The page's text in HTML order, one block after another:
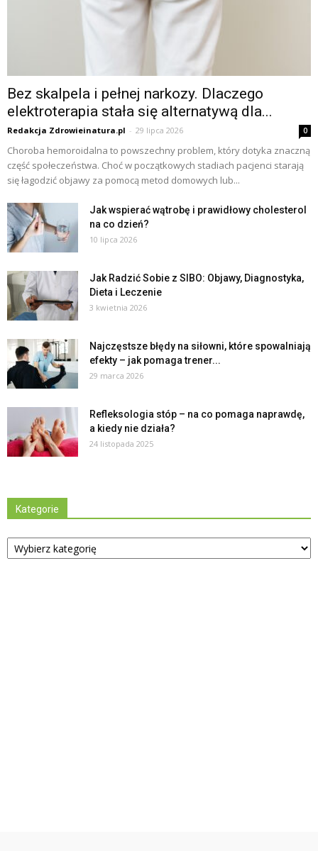
Bez skalpela i pełnej narkozy. Dlaczego
elektroterapia stała się alternatywą dla...
Redakcja Zdrowieinatura.pl - 29 lipca 2026 0
Choroba hemoroidalna to powszechny problem, który dotyka znaczną
część społeczeństwa. Choć w początkowych stadiach pacjenci starają
się łagodzić objawy za pomocą metod domowych lub...
Jak wspierać wątrobę i prawidłowy cholesterol
na co dzień?
10 lipca 2026
Jak Radzić Sobie z SIBO: Objawy, Diagnostyka,
Dieta i Leczenie
3 kwietnia 2026
Najczęstsze błędy na siłowni, które spowalniają
efekty – jak pomaga trener...
29 marca 2026
Refleksologia stóp – na co pomaga naprawdę,
a kiedy nie działa?
24 listopada 2025
Kategorie
Kategorie